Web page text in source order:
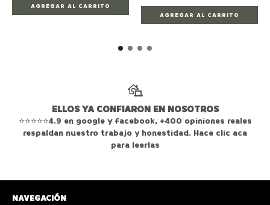
AGREGAR AL CARRITO
AGREGAR AL CARRITO
ELLOS YA CONFIARON EN NOSOTROS
⭐⭐⭐⭐⭐4.9 en google y facebook, +400 opiniones reales
respaldan nuestro trabajo y honestidad. Hace clic aca
para leerlas
NAVEGACIÓN